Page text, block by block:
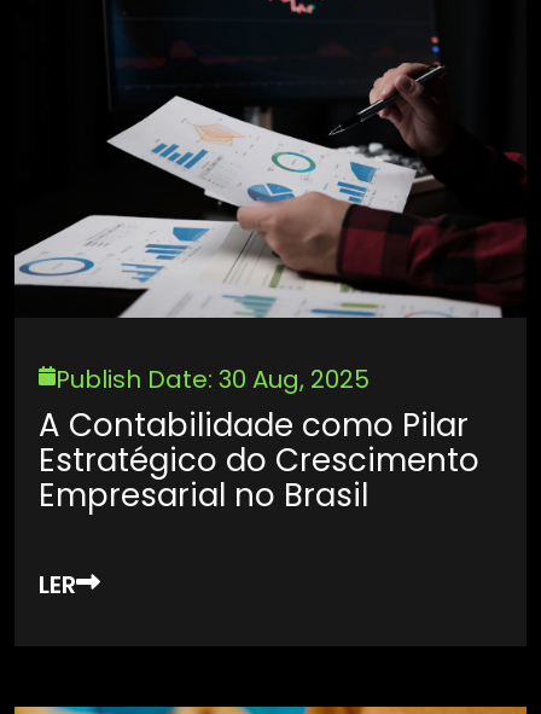
Publish Date: 30 Aug, 2025
A Contabilidade como Pilar
Estratégico do Crescimento
Empresarial no Brasil
LER